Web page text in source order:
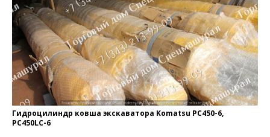
Гидроцилиндр ковша экскаватора Komatsu PC450-6,
PC450LC-6